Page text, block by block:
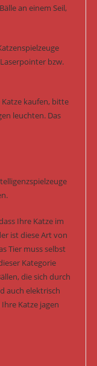
an einem Seil,
bzw.
kaufen, bitte
leuchten. Das
Ihre Katze im
ist diese Art von
Tier muss selbst
Kategorie
die sich durch
auch elektrisch
Katze jagen